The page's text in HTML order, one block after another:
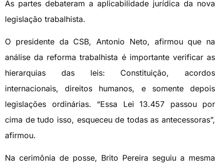
As partes debateram a aplicabilidade jurídica da nova
legislação trabalhista.
O presidente da CSB, Antonio Neto, afirmou que na
análise da reforma trabalhista é importante verificar as
hierarquias das leis: Constituição, acordos
internacionais, direitos humanos, e somente depois
legislações ordinárias. “Essa Lei 13.457 passou por
cima de tudo isso, esqueceu de todas as antecessoras”,
afirmou.
Na cerimônia de posse, Brito Pereira seguiu a mesma